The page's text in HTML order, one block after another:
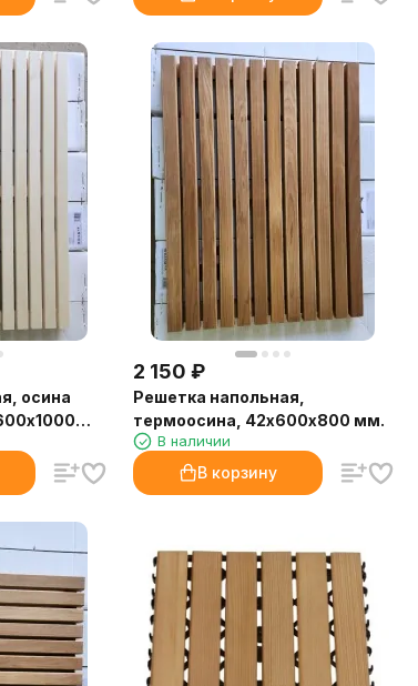
осина
2 150 ₽
Решетка напольная,
термоосина, 42х600х800 мм.
В наличии
В корзину